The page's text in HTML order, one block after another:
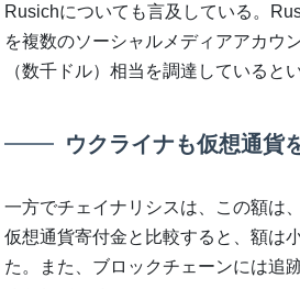
Rusichについても言及している。
を複数のソーシャルメディアアカウ
（数千ドル）相当を調達しているとい
ウクライナも仮想通貨
一方でチェイナリシスは、この額は
仮想通貨寄付金と比較すると、額は
た。また、ブロックチェーンには追